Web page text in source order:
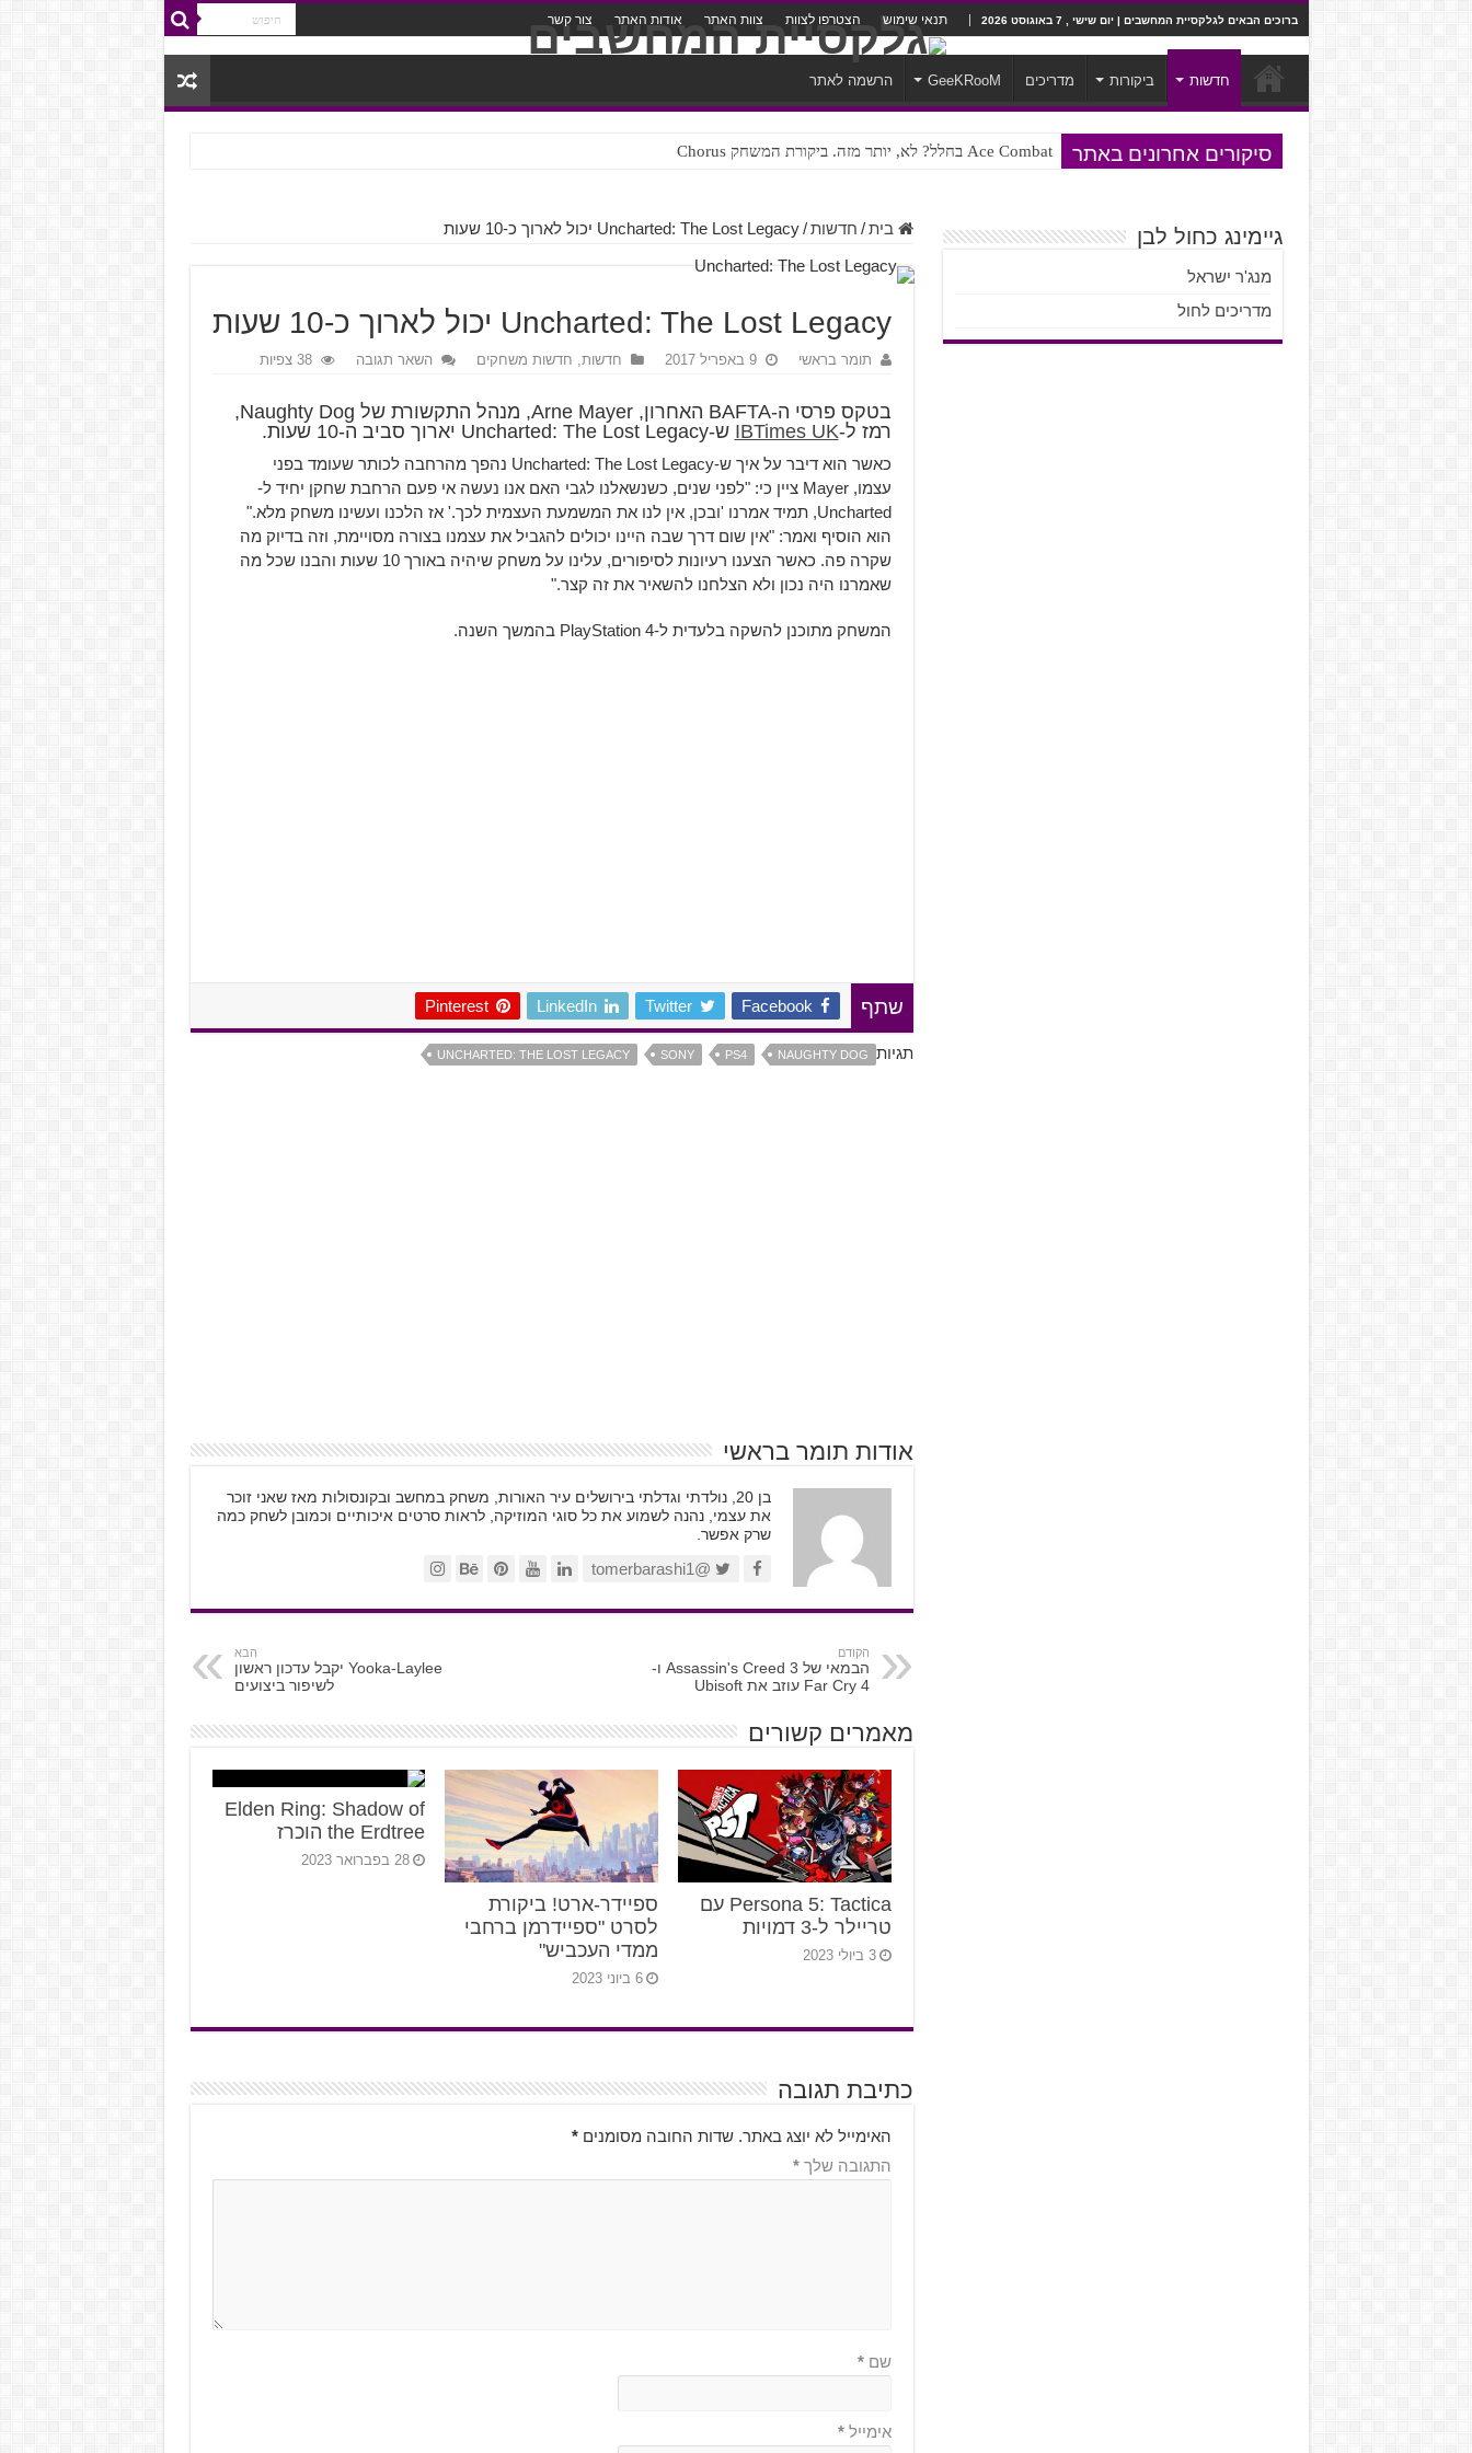
ברוכים הבאים לגלקסיית המחשבים | יום שישי , 7 באוגוסט 2026 תנאי שימוש הצטרפו לצוות צוות האתר אודות האתר צור קשר
חדשות ביקורות מדריכים GeeKRooM הרשמה לאתר
סיקורים אחרונים באתר Ace Combat בחלל? לא, יותר מזה. ביקורת המשחק Chorus
Steven Universe והשירים שתורגמו בצורה נוראית לעברית
בית / חדשות / Uncharted: The Lost Legacy יכול לארוך כ-10 שעות
Uncharted: The Lost Legacy יכול לארוך כ-10 שעות
תומר בראשי 9 באפריל 2017 חדשות, חדשות משחקים השאר תגובה 38 צפיות
בטקס פרסי ה-BAFTA האחרון, Arne Mayer, מנהל התקשורת של Naughty Dog,
רמז ל-IBTimes UK ש-Uncharted: The Lost Legacy יארוך סביב ה-10 שעות.
כאשר הוא דיבר על איך ש-Uncharted: The Lost Legacy נהפך מהרחבה לכותר שעומד בפני
עצמו, Mayer ציין כי: "לפני שנים, כשנשאלנו לגבי האם אנו נעשה אי פעם הרחבת שחקן יחיד ל-
Uncharted, תמיד אמרנו 'ובכן, אין לנו את המשמעת העצמית לכך.' אז הלכנו ועשינו משחק מלא."
הוא הוסיף ואמר: "אין שום דרך שבה היינו יכולים להגביל את עצמנו בצורה מסויימת, וזה בדיוק מה
שקרה פה. כאשר הצענו רעיונות לסיפורים, עלינו על משחק שיהיה באורך 10 שעות והבנו שכל מה
שאמרנו היה נכון ולא הצלחנו להשאיר את זה קצר."
המשחק מתוכנן להשקה בלעדית ל-PlayStation 4 בהמשך השנה.
שתף Facebook
Twitter
LinkedIn
Pinterest
תגיות NAUGHTY DOG
PS4
SONY
UNCHARTED: THE LOST LEGACY
אודות תומר בראשי
בן 20, נולדתי וגדלתי בירושלים עיר האורות, משחק במחשב ובקונסולות מאז שאני זוכר
את עצמי, נהנה לשמוע את כל סוגי המוזיקה, לראות סרטים איכותיים וכמובן לשחק כמה
שרק אפשר.
@tomerbarashi1
הקודם
הבמאי של Assassin's Creed 3 ו-
Far Cry 4 עוזב את Ubisoft
הבא
Yooka-Laylee יקבל עדכון ראשון
לשיפור ביצועים
מאמרים קשורים
Persona 5: Tactica עם
טריילר ל-3 דמויות
3 ביולי 2023
ספיידר-ארט! ביקורת
לסרט "ספיידרמן ברחבי
ממדי העכביש"
6 ביוני 2023
Elden Ring: Shadow of
the Erdtree הוכרז
28 בפברואר 2023
כתיבת תגובה
האימייל לא יוצג באתר. שדות החובה מסומנים*
התגובה שלך*
שם*
אימייל*
גיימינג כחול לבן
מנג'ר ישראל
מדריכים לחול